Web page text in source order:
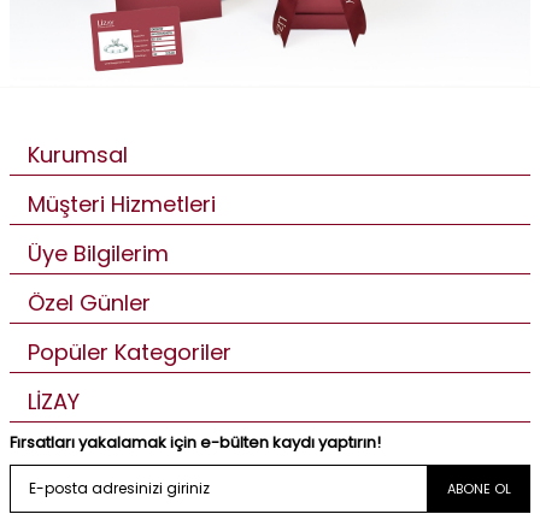
Kurumsal
Müşteri Hizmetleri
Üye Bilgilerim
Özel Günler
Popüler Kategoriler
LİZAY
Fırsatları yakalamak için e-bülten kaydı yaptırın!
ABONE OL